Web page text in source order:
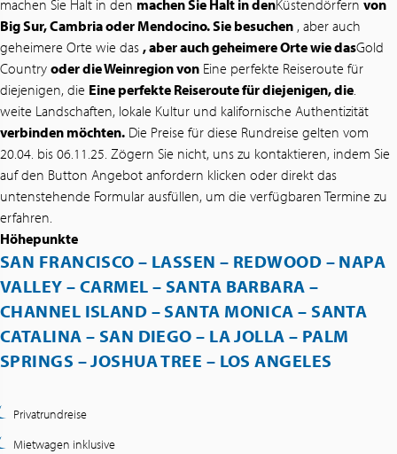
machen Sie Halt in den machen Sie Halt in denKüstendörfern von
Big Sur, Cambria oder Mendocino. Sie besuchen , aber auch
geheimere Orte wie das , aber auch geheimere Orte wie dasGold
Country oder die Weinregion von Eine perfekte Reiseroute für
diejenigen, die Eine perfekte Reiseroute für diejenigen, die.
weite Landschaften, lokale Kultur und kalifornische Authentizität
verbinden möchten. Die Preise für diese Rundreise gelten vom
20.04. bis 06.11.25. Zögern Sie nicht, uns zu kontaktieren, indem Sie
auf den Button Angebot anfordern klicken oder direkt das
untenstehende Formular ausfüllen, um die verfügbaren Termine zu
erfahren.
Höhepunkte
SAN FRANCISCO – LASSEN – REDWOOD – NAPA
VALLEY – CARMEL – SANTA BARBARA –
CHANNEL ISLAND – SANTA MONICA – SANTA
CATALINA – SAN DIEGO – LA JOLLA – PALM
SPRINGS – JOSHUA TREE – LOS ANGELES
Privatrundreise
Mietwagen inklusive